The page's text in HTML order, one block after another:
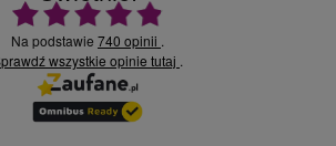
Ocena średnia 4.9 na 5
Na podstawie 740 opinii .
Sprawdź wszystkie opinie tutaj .